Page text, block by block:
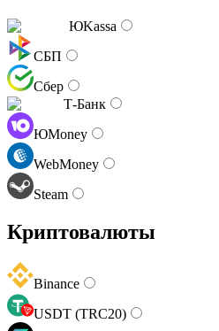
ЮKassa
СБП
Сбер
Т-Банк
ЮMoney
WebMoney
Steam
Криптовалюты
Binance
USDT (TRC20)